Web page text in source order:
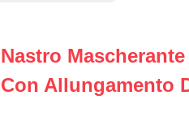
Nastro
Con Allungamento